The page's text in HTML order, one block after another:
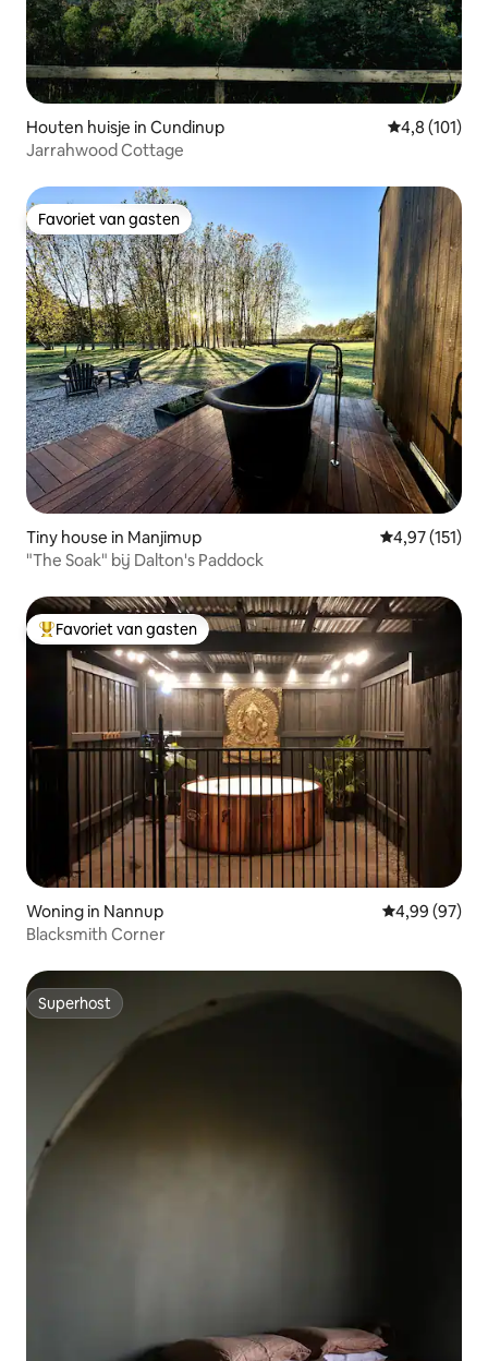
Houten huisje in Cundinup Gemiddelde
4,8 (101)
Jarrahwood Cottage
Favoriet van gasten
Favoriet van gasten
Tiny house in Manjimup Gemiddelde
4,97 (151)
"The Soak" bij Dalton's Paddock
Topfavoriet van gasten
Favoriet van gasten
Woning in Nannup Gemiddelde
4,99 (97)
Blacksmith Corner
Superhost
Superhost